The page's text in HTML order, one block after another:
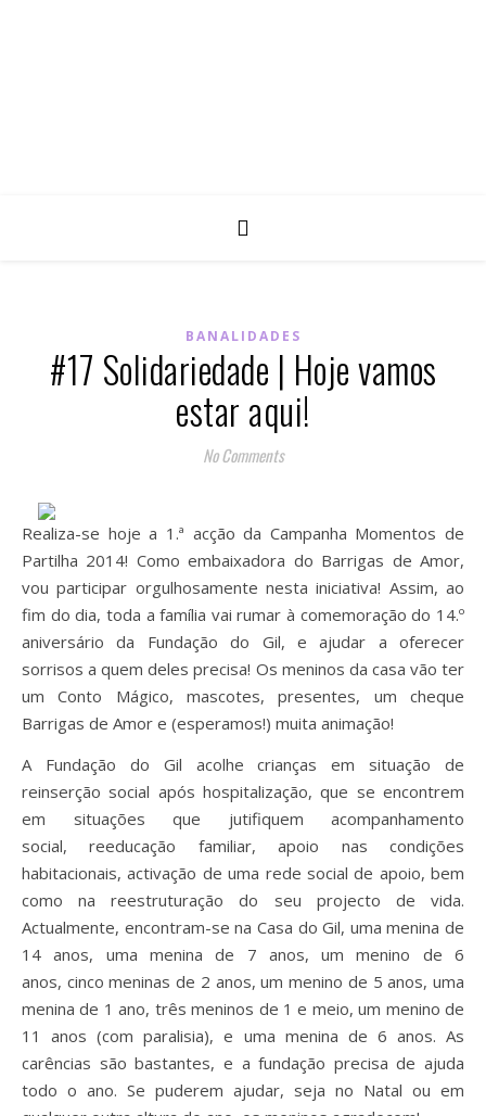
BANALIDADES
#17 Solidariedade | Hoje vamos
estar aqui!
No Comments
Realiza-se hoje a 1.ª acção da Campanha Momentos de
Partilha 2014! Como embaixadora do Barrigas de Amor,
vou participar orgulhosamente nesta iniciativa! Assim, ao
fim do dia, toda a família vai rumar à comemoração do 14.º
aniversário da Fundação do Gil, e ajudar a oferecer
sorrisos a quem deles precisa! Os meninos da casa vão ter
um Conto Mágico, mascotes, presentes, um cheque
Barrigas de Amor e (esperamos!) muita animação!
A Fundação do Gil acolhe crianças em situação de
reinserção social após hospitalização, que se encontrem
em situações que jutifiquem acompanhamento
social, reeducação familiar, apoio nas condições
habitacionais, activação de uma rede social de apoio, bem
como na reestruturação do seu projecto de vida.
Actualmente, encontram-se na Casa do Gil, uma menina de
14 anos, uma menina de 7 anos, um menino de 6
anos, cinco meninas de 2 anos, um menino de 5 anos, uma
menina de 1 ano, três meninos de 1 e meio, um menino de
11 anos (com paralisia), e uma menina de 6 anos. As
carências são bastantes, e a fundação precisa de ajuda
todo o ano. Se puderem ajudar, seja no Natal ou em